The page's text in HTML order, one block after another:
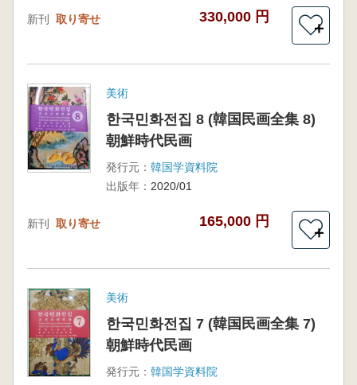
新刊 取り寄せ 330,000 円
＋
美術
한국민화전집 8 (韓国民画全集 8)
朝鮮時代民画
発行元： 韓国学資料院
出版年： 2020/01
新刊 取り寄せ 165,000 円
＋
美術
한국민화전집 7 (韓国民画全集 7)
朝鮮時代民画
発行元： 韓国学資料院